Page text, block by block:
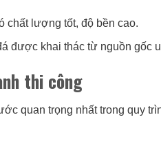
chất lượng tốt, độ bền cao.
được khai thác từ nguồn gốc
thi công
quan trọng nhất trong quy